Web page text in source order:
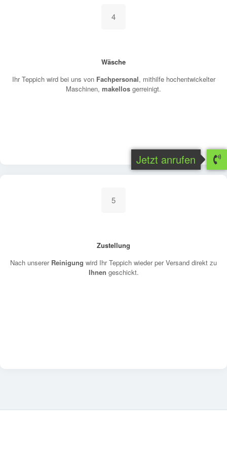
4
Wäsche
Ihr Teppich wird bei uns von Fachpersonal, mithilfe hochentwickelter
Maschinen, makellos gerreinigt.
5
Zustellung
Nach unserer Reinigung wird Ihr Teppich wieder per Versand direkt zu
Ihnen geschickt.
Jetzt anrufen